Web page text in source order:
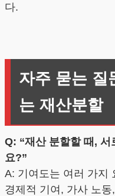
다.
자주 묻는 질
는 재산분할
Q: “재산 분할할 때,
요?”
A: 기여도는 여러 가지
경제적 기여, 가사 노